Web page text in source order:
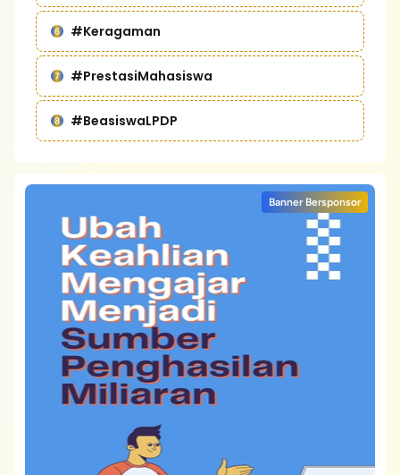
#Keragaman
#PrestasiMahasiswa
#BeasiswaLPDP
Banner Bersponsor